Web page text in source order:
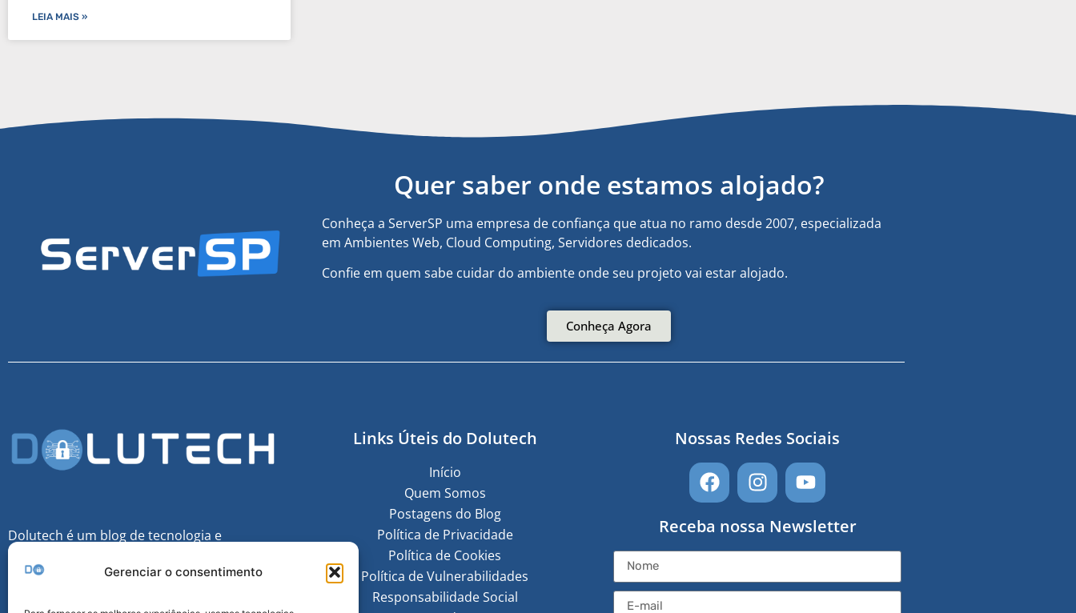
Gerenciar o consentimento
LEIA MAIS »
Quer saber onde estamos alojado?
Conheça a ServerSP uma empresa de confiança que atua no ramo desde 2007, especializada
em Ambientes Web, Cloud Computing, Servidores dedicados.
Confie em quem sabe cuidar do ambiente onde seu projeto vai estar alojado.
Conheça Agora
Dolutech é um blog de tecnologia e
Cibersegurança voltado para o público que
queira sempre se manter informado sobre
Links Úteis do Dolutech
Início
Quem Somos
Postagens do Blog
Política de Privacidade
Política de Cookies
Política de Vulnerabilidades
Responsabilidade Social
Nossas Redes Sociais
Receba nossa Newsletter